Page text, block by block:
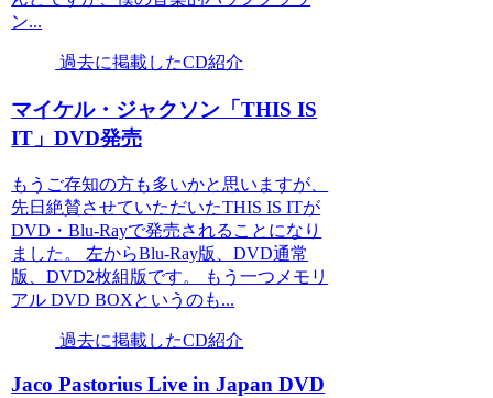
ン...
過去に掲載したCD紹介
マイケル・ジャクソン「THIS IS
IT」DVD発売
もうご存知の方も多いかと思いますが、
先日絶賛させていただいたTHIS IS ITが
DVD・Blu-Rayで発売されることになり
ました。 左からBlu-Ray版、DVD通常
版、DVD2枚組版です。 もう一つメモリ
アル DVD BOXというのも...
過去に掲載したCD紹介
Jaco Pastorius Live in Japan DVD